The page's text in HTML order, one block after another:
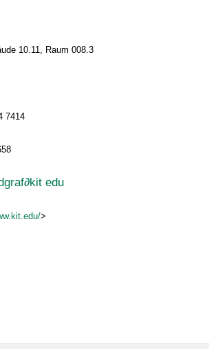
10.11, Raum 008.3
7414
∂kit edu
>